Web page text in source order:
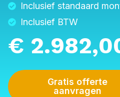
Inclusief standaard
Inclusief BTW
€
Gratis offerte
aanvragen